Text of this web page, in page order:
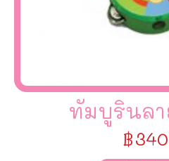
ทัมบูรินล
฿